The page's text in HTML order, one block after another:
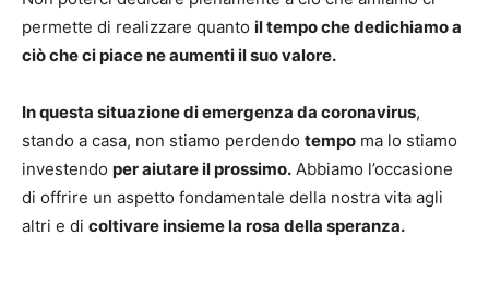
permette di realizzare quanto il tempo che dedichiamo a
ciò che ci piace ne aumenti il suo valore.
In questa situazione di emergenza da coronavirus,
stando a casa, non stiamo perdendo tempo ma lo stiamo
investendo per aiutare il prossimo. Abbiamo l’occasione
di offrire un aspetto fondamentale della nostra vita agli
altri e di coltivare insieme la rosa della speranza.